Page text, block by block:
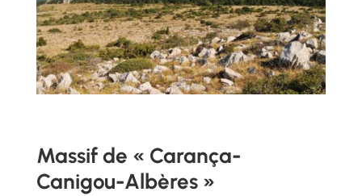
Massif de « Carança-
Canigou-Albères »